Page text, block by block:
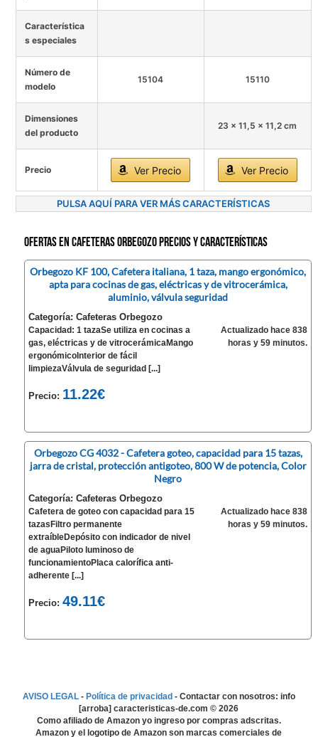
Característica
s especiales
Número de
modelo
15104 15110
Dimensiones
del producto
23 x 11,5 x 11,2 cm
Precio Ver Precio Ver Precio
PULSA AQUÍ PARA VER MÁS CARACTERÍSTICAS
Ofertas en Cafeteras Orbegozo precios y características
Orbegozo KF 100, Cafetera italiana, 1 taza, mango ergonómico,
apta para cocinas de gas, eléctricas y de vitrocerámica,
aluminio, válvula seguridad
Categoría: Cafeteras Orbegozo
Capacidad: 1 tazaSe utiliza en cocinas a
gas, eléctricas y de vitrocerámicaMango
ergonómicoInterior de fácil
limpiezaVálvula de seguridad [...]
Precio: 11.22€
Actualizado hace 838
horas y 59 minutos.
Orbegozo CG 4032 - Cafetera goteo, capacidad para 15 tazas,
jarra de cristal, protección antigoteo, 800 W de potencia, Color
Negro
Categoría: Cafeteras Orbegozo
Cafetera de goteo con capacidad para 15
tazasFiltro permanente
extraíbleDepósito con indicador de nivel
de aguaPiloto luminoso de
funcionamientoPlaca calorífica anti-
adherente [...]
Precio:49.11€
Actualizado hace 838
horas y 59 minutos.
AVISO LEGAL- Política de privacidad - Contactar con nosotros: info
[arroba] caracteristicas-de.com ©2026
Como afiliado de Amazon yo ingreso por compras adscritas.
Amazon y el logotipo de Amazon son marcas comerciales de